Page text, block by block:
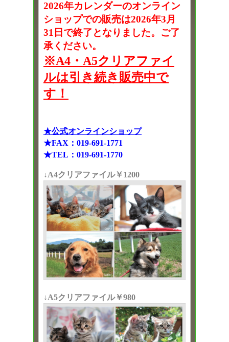
2026年カレンダーのオンライン
ショップでの販売は2026年3月
31日で終了となりました。ご了
承ください。
※A4・A5クリアファイ
ルは引き続き販売中で
す！
★公式オンラインショップ
★FAX：019-691-1771
★TEL：019-691-1770
↓A4クリアファイル￥1200
↓A5クリアファイル￥980